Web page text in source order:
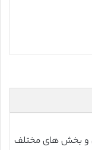
و بخش های مختلف